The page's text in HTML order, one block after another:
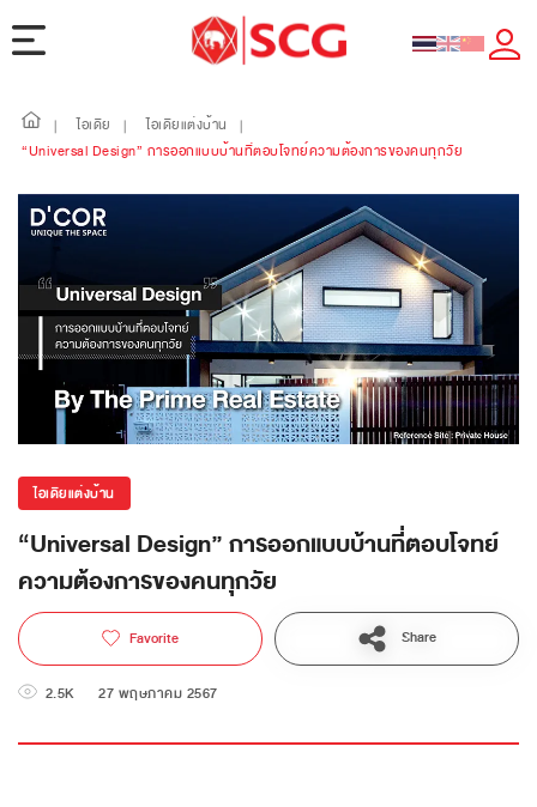
| ไอเดีย | ไอเดียแต่งบ้าน
|
“Universal Design” การออกแบบบ้านที่ตอบโจทย์ความต้องการของคนทุกวัย
ไอเดียแต่งบ้าน
“Universal Design” การออกแบบบ้านที่ตอบโจทย์
ความต้องการของคนทุกวัย
Favorite Share
2.5K 27 พฤษภาคม 2567